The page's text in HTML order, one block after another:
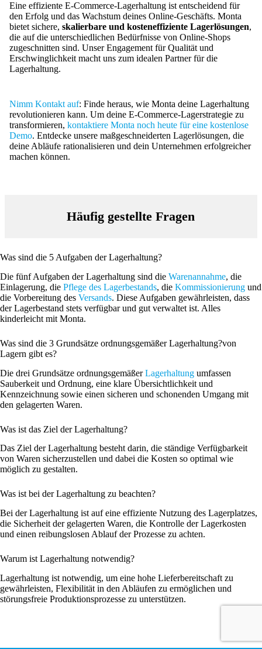
Eine effiziente E-Commerce-Lagerhaltung ist entscheidend für
den Erfolg und das Wachstum deines Online-Geschäfts. Monta
bietet sichere, skalierbare und kosteneffiziente Lagerlösungen,
die auf die unterschiedlichen Bedürfnisse von Online-Shops
zugeschnitten sind. Unser Engagement für Qualität und
Erschwinglichkeit macht uns zum idealen Partner für die
Lagerhaltung.
Nimm Kontakt auf: Finde heraus, wie Monta deine Lagerhaltung
revolutionieren kann. Um deine E-Commerce-Lagerstrategie zu
transformieren, kontaktiere Monta noch heute für eine kostenlose
Demo. Entdecke unsere maßgeschneiderten Lagerlösungen, die
deine Abläufe rationalisieren und dein Unternehmen erfolgreicher
machen können.
Häufig gestellte Fragen
Was sind die 5 Aufgaben der Lagerhaltung?
Die fünf Aufgaben der Lagerhaltung sind die Warenannahme, die
Einlagerung, die Pflege des Lagerbestands, die Kommissionierung und
die Vorbereitung des Versands. Diese Aufgaben gewährleisten, dass
der Lagerbestand stets verfügbar und gut verwaltet ist. Alles
kinderleicht mit Monta.
Was sind die 3 Grundsätze ordnungsgemäßer Lagerhaltung?von
Lagern gibt es?
Die drei Grundsätze ordnungsgemäßerLagerhaltung umfassen
Sauberkeit und Ordnung, eine klare Übersichtlichkeit und
Kennzeichnung sowie einen sicheren und schonenden Umgang mit
den gelagerten Waren.
Was ist das Ziel der Lagerhaltung?
Das Ziel der Lagerhaltung besteht darin, die ständige Verfügbarkeit
von Waren sicherzustellen und dabei die Kosten so optimal wie
möglich zu gestalten.
Was ist bei der Lagerhaltung zu beachten?
Bei der Lagerhaltung ist auf eine effiziente Nutzung des Lagerplatzes,
die Sicherheit der gelagerten Waren, die Kontrolle der Lagerkosten
und einen reibungslosen Ablauf der Prozesse zu achten.
Warum ist Lagerhaltung notwendig?
Lagerhaltung ist notwendig, um eine hohe Lieferbereitschaft zu
gewährleisten, Flexibilität in den Abläufen zu ermöglichen und
störungsfreie Produktionsprozesse zu unterstützen.
Bist du bereit, dein E-Commerce Fulfillment zu
skalieren?